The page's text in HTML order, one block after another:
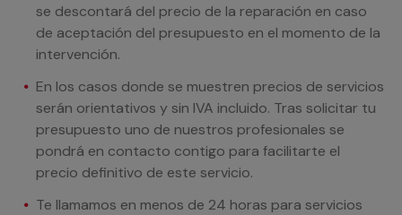
se descontará del precio de la reparación en caso
de aceptación del presupuesto en el momento de la
intervención.
En los casos donde se muestren precios de servicios
serán orientativos y sin IVA incluido. Tras solicitar tu
presupuesto uno de nuestros profesionales se
pondrá en contacto contigo para facilitarte el
precio definitivo de este servicio.
Te llamamos en menos de 24 horas para servicios